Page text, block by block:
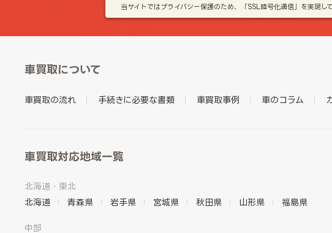
当サイトではプライバシー保護のため、「SSL暗号化通信」を実現
車買取について
車買取の流れ 手続きに必要な書類 車買取事例 車のコラム
車買取対応地域一覧
北海道・東北
北海道
青森県 岩手県 宮城県 秋田県 山形県 福島県
中部